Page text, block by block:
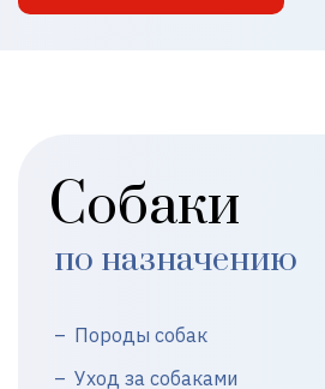
Собаки
по назначению
Породы собак
Уход за собаками